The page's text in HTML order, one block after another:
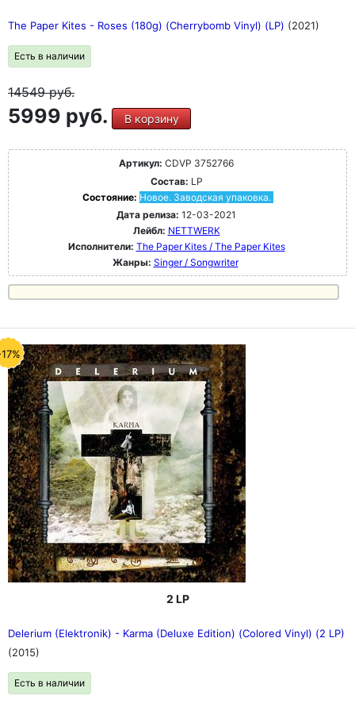
The Paper Kites - Roses (180g) (Cherrybomb Vinyl) (LP) (2021)
Есть в наличии
14549руб.
5999 руб. В корзину
Артикул: CDVP 3752766
Состав: LP
Состояние: Новое. Заводская упаковка.
Дата релиза: 12-03-2021
Лейбл: NETTWERK
Исполнители: The Paper Kites / The Paper Kites
Жанры: Singer / Songwriter
2 LP
Delerium (Elektronik) - Karma (Deluxe Edition) (Colored Vinyl) (2 LP)
(2015)
Есть в наличии